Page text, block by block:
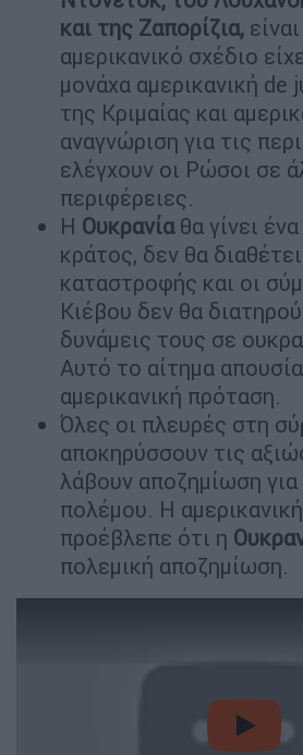
και της Ζαπορίζια,
αμερικανικό σχέδιο
μονάχα αμερικανική de
της Κριμαίας και
αναγνώριση για τις
ελέγχουν οι Ρώσοι σε
περιφέρειες.
Η Ουκρανίαθα γίνει
κράτος, δεν θα
καταστροφής και οι
Κιέβου δεν θα
δυνάμεις τους σε
Αυτό το αίτημα
αμερικανική πρόταση.
Όλες οι πλευρές στη
αποκηρύσσουν τις
λάβουν αποζημίωση
πολέμου. Η
προέβλεπε ότι η
πολεμική αποζημίωση.
video